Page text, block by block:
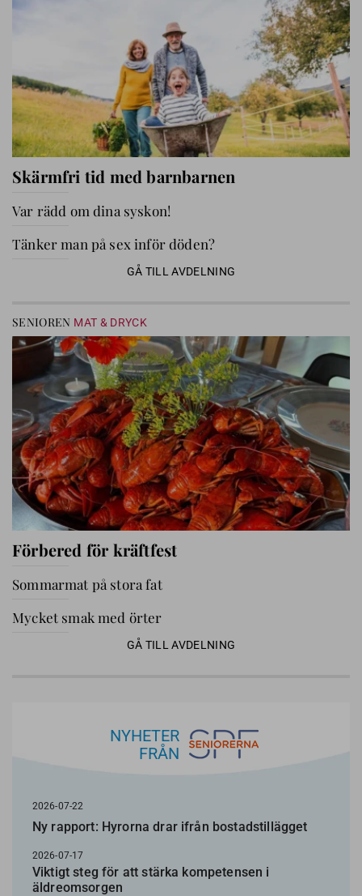
Skärmfri tid med barnbarnen
Var rädd om dina syskon!
Tänker man på sex inför döden?
GÅ TILL AVDELNING
SENIOREN MAT & DRYCK
Förbered för kräftfest
Sommarmat på stora fat
Mycket smak med örter
GÅ TILL AVDELNING
NYHETER
FRÅN
2026-07-22
Ny rapport: Hyrorna drar ifrån bostadstillägget
2026-07-17
Viktigt steg för att stärka kompetensen i
äldreomsorgen